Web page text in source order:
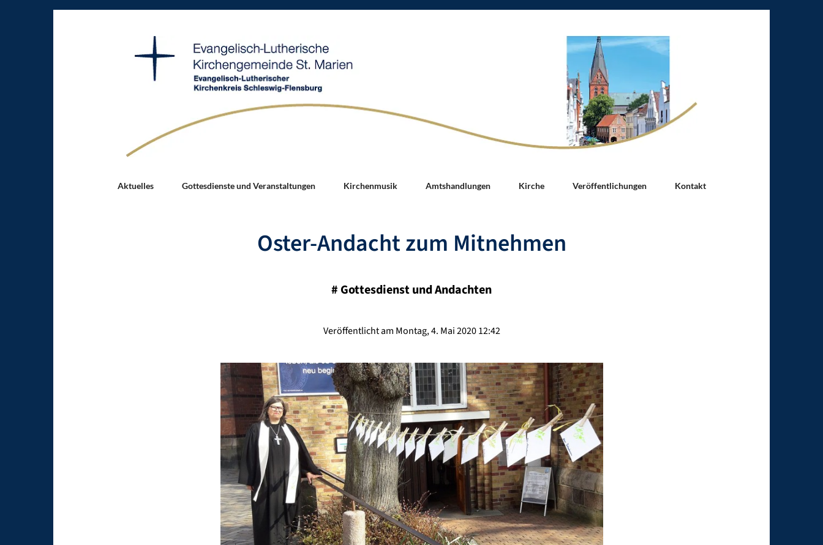
Aktuelles Gottesdienste und Veranstaltungen Kirchenmusik Amtshandlungen Kirche Veröffentlichungen Kontakt
Oster-Andacht zum Mitnehmen
# Gottesdienst und Andachten
Veröffentlicht am Montag, 4. Mai 2020 12:42